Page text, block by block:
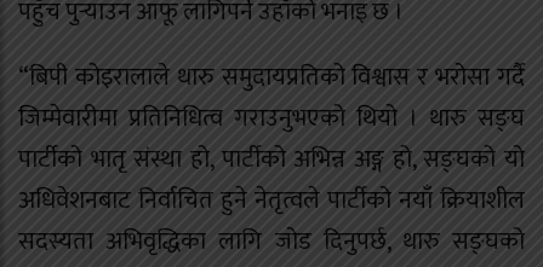
पहुँच पुर्‍याउन आफू लागिपर्ने उहाँको भनाइ छ ।
“बिपी कोइरालाले थारु समुदायप्रतिको विश्वास र भरोसा गर्दै
जिम्मेवारीमा प्रतिनिधित्व गराउनुभएको थियो । थारु सङ्घ
पार्टीको भातृ संस्था हो, पार्टीको अभिन्न अङ्ग हो, सङ्घको यो
अधिवेशनबाट निर्वाचित हुने नेतृत्वले पार्टीको नयाँ क्रियाशील
सदस्यता अभिवृद्धिका लागि जोड दिनुपर्छ, थारु सङ्घको